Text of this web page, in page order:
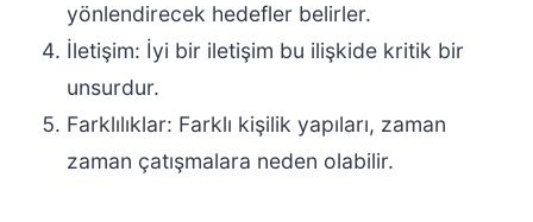
yönlendirecek hedefler belirler.
İletişim: İyi bir iletişim bu ilişkide kritik bir
unsurdur.
Farklılıklar: Farklı kişilik yapıları, zaman
zaman çatışmalara neden olabilir.